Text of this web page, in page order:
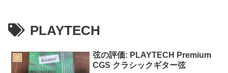
PLAYTECH
弦
弦の評価: PLAYTECH Premium
CGS クラシックギター弦